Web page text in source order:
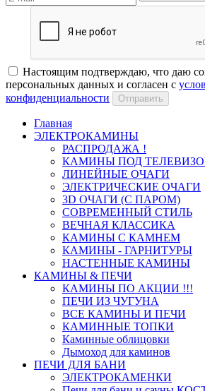
Настоящим подтверждаю, что даю
персональных данных и согласен с
конфиденциальности
Отправить
Главная
ЭЛЕКТРОКАМИНЫ
РАСПРОДАЖА !
КАМИНЫ ПОД
ЛИНЕЙНЫЕ ОЧАГИ
ЭЛЕКТРИЧЕСКИЕ ОЧАГИ
3D ОЧАГИ (С ПАРОМ)
СОВРЕМЕННЫЙ СТИЛЬ
ВЕЧНАЯ КЛАССИКА
КАМИНЫ С КАМНЕМ
КАМИНЫ - ГАРНИТУРЫ
НАСТЕННЫЕ КАМИНЫ
КАМИНЫ & ПЕЧИ
КАМИНЫ ПО АКЦИИ !!!
ПЕЧИ ИЗ ЧУГУНА
ВСЕ КАМИНЫ И ПЕЧИ
КАМИННЫЕ ТОПКИ
Каминные облицовки
Дымоход для каминов
ПЕЧИ ДЛЯ БАНИ
ЭЛЕКТРОКАМЕНКИ